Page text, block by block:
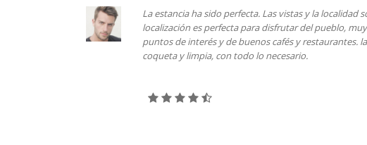
ha sido perfecta. Las vistas y la localidad son inmejorables, la
es perfecta para disfrutar del pueblo, muy cerca de todos los
interés y de buenos cafés y restaurantes. la casita es muy